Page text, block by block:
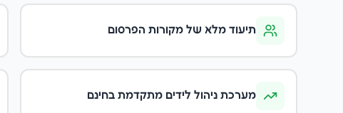
תיעוד מלא של מקורות הפרסום
מערכת ניהול לידים מתקדמת בחינם